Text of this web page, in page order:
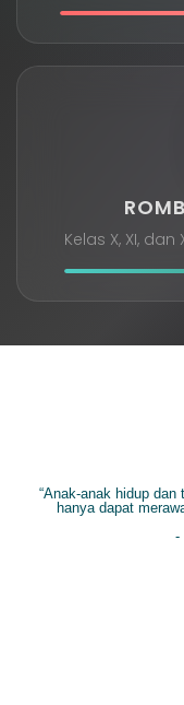
Kelas X, XI,
“Anak-anak hidup
hanya dapat
-